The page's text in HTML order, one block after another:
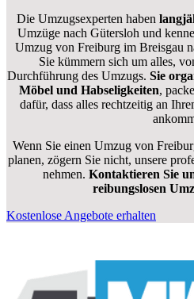
Die Umzugsexperten haben
Umzüge nach Gütersloh und
Umzug von Freiburg im Breisgau
Sie kümmern sich um alles,
Durchführung des Umzugs. Sie
Möbel und Habseligkeiten,
dafür, dass alles rechtzeitig an
Wenn Sie einen Umzug von
planen, zögern Sie nicht, unsere
nehmen. Kontaktieren Sie
reibungslosen
Kostenlose Angebote erhalten